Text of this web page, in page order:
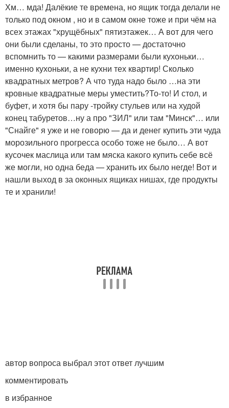
Хм… мда! Далёкие те времена, но ящик тогда делали не
только под окном , но и в самом окне тоже и при чём на
всех этажах "хрущёбных" пятиэтажек… А вот для чего
они были сделаны, то это просто — достаточно
вспомнить то — какими размерами были кухоньки…
именно кухоньки, а не кухни тех квартир! Сколько
квадратных метров? А что туда надо было …на эти
кровные квадратные меры уместить?То-то! И стол, и
буфет, и хотя бы пару -тройку стульев или на худой
конец табуретов…ну а про "ЗИЛ" или там "Минск"… или
"Снайге" я уже и не говорю — да и денег купить эти чуда
морозильного прогресса особо тоже не было… А вот
кусочек маслица или там мяска какого купить себе всё
же могли, но одна беда — хранить их было негде! Вот и
нашли выход в за оконных ящиках нишах, где продукты
те и хранили!
автор вопроса выбрал этот ответ лучшим
комментировать
в избранное